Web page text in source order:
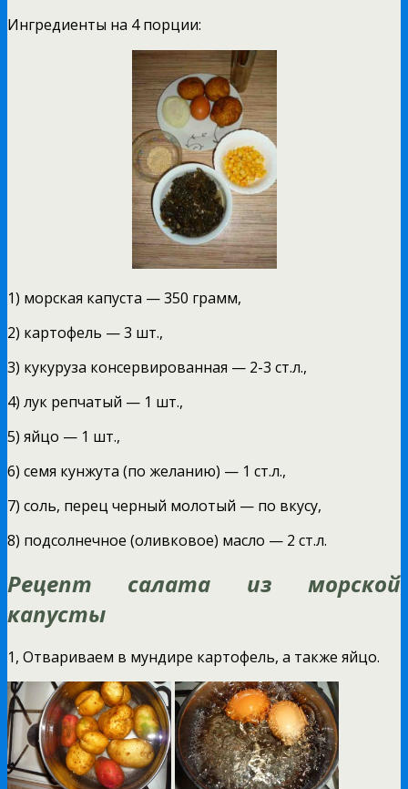
Ингредиенты на 4 порции:
1) морская капуста — 350 грамм,
2) картофель — 3 шт.,
3) кукуруза консервированная — 2-3 ст.л.,
4) лук репчатый — 1 шт.,
5) яйцо — 1 шт.,
6) семя кунжута (по желанию) — 1 ст.л.,
7) соль, перец черный молотый — по вкусу,
8) подсолнечное (оливковое) масло — 2 ст.л.
Рецепт салата из морской
капусты
1, Отвариваем в мундире картофель, а также яйцо.